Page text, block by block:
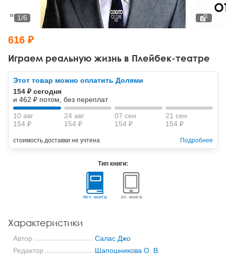
Тревожные расстройства, панические атаки
Психодрама
Другие направления психотерапии
Классический, эриксоновский гипноз и НЛП
НЛП
Психология труда и эргономика
Социальная психология
Социальная и организационная психология
Классический и юнгианский психоанализ
Играем реальную жизнь в Плейбек-театре
1/6
616 ₽
Этот товар можно оплатить Долями
154 ₽ сегодня
и 462 ₽ потом, без переплат
10 авг
154 ₽
24 авг
154 ₽
07 сен
154 ₽
21 сен
154 ₽
стоимость доставки не учтена Подробнее
Тип книги:
печ. книга эл. книга
Характеристики
Автор
Салас Джо
Редактор
Шапошникова О. В.